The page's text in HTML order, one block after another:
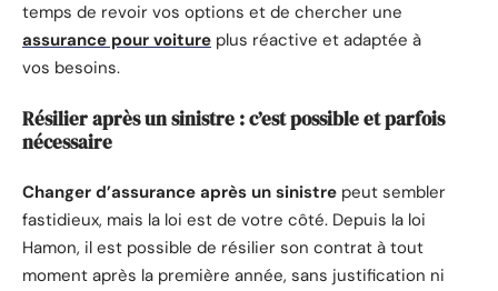
temps de revoir vos options et de chercher une
assurance pour voiture plus réactive et adaptée à
vos besoins.
Résilier après un sinistre : c’est possible et parfois
nécessaire
Changer d’assurance après un sinistre peut sembler
fastidieux, mais la loi est de votre côté. Depuis la loi
Hamon, il est possible de résilier son contrat à tout
moment après la première année, sans justification ni